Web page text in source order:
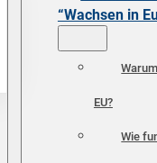
“Wachsen in
EU?
Wie